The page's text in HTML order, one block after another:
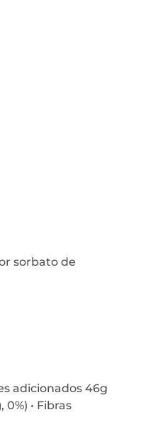
sorbato de
adicionados 46g
, 0%) • Fibras